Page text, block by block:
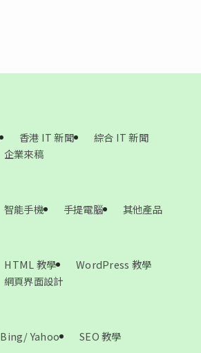
香港 IT 新聞
綜合 IT 新聞
企業來稿
智能手機 手提電腦 其他產品
HTML 教學
WordPress 教學
網頁界面設計
Bing/ Yahoo SEO 教學